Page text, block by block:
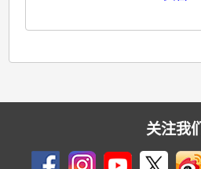
关注我们